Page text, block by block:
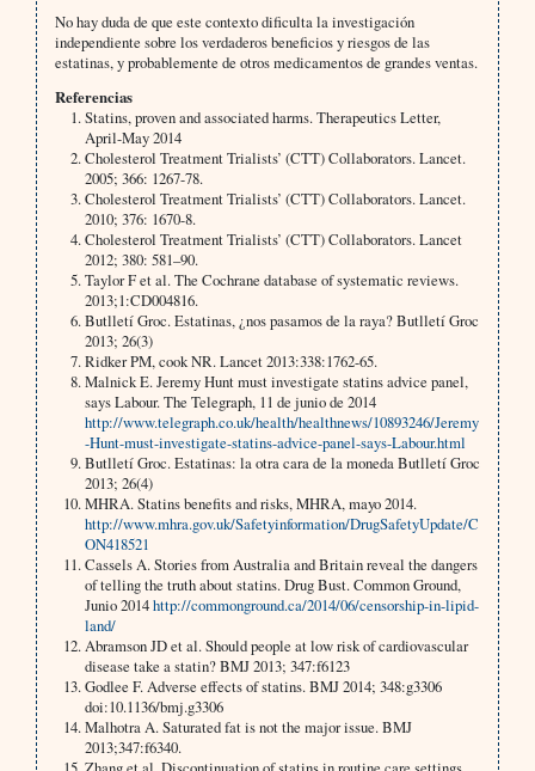
No hay duda de que este contexto dificulta la investigación
independiente sobre los verdaderos beneficios y riesgos de las
estatinas, y probablemente de otros medicamentos de grandes ventas.
Referencias
Statins, proven and associated harms. Therapeutics Letter,
April-May 2014
Cholesterol Treatment Trialists’ (CTT) Collaborators. Lancet.
2005; 366: 1267-78.
Cholesterol Treatment Trialists’ (CTT) Collaborators. Lancet.
2010; 376: 1670-8.
Cholesterol Treatment Trialists’ (CTT) Collaborators. Lancet
2012; 380: 581–90.
Taylor F et al. The Cochrane database of systematic reviews.
2013;1:CD004816.
Butlletí Groc. Estatinas, ¿nos pasamos de la raya? Butlletí Groc
2013; 26(3)
Ridker PM, cook NR. Lancet 2013:338:1762-65.
Malnick E. Jeremy Hunt must investigate statins advice panel,
says Labour. The Telegraph, 11 de junio de 2014
http://www.telegraph.co.uk/health/healthnews/10893246/Jeremy
-Hunt-must-investigate-statins-advice-panel-says-Labour.html
Butlletí Groc. Estatinas: la otra cara de la moneda Butlletí Groc
2013; 26(4)
MHRA. Statins benefits and risks, MHRA, mayo 2014.
http://www.mhra.gov.uk/Safetyinformation/DrugSafetyUpdate/C
ON418521
Cassels A. Stories from Australia and Britain reveal the dangers
of telling the truth about statins. Drug Bust. Common Ground,
Junio 2014http://commonground.ca/2014/06/censorship-in-lipid-
land/
Abramson JD et al. Should people at low risk of cardiovascular
disease take a statin? BMJ 2013; 347:f6123
Godlee F. Adverse effects of statins. BMJ 2014; 348:g3306
doi:10.1136/bmj.g3306
Malhotra A. Saturated fat is not the major issue. BMJ
2013;347:f6340.